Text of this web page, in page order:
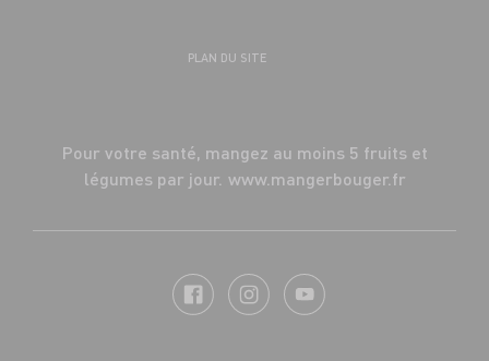
PLAN DU SITE
Pour votre santé, mangez au moins 5 fruits et
légumes par jour. www.mangerbouger.fr